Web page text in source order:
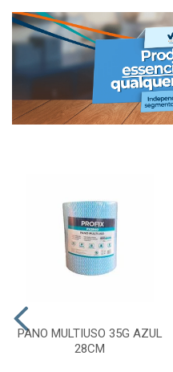
PANO MULTIUSO 35G AZUL
28CM